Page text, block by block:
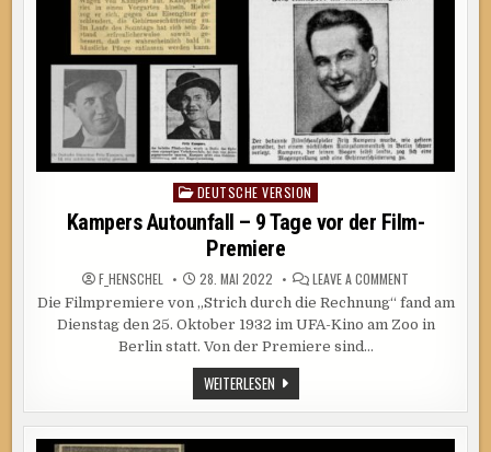
Posted
in
DEUTSCHE VERSION
Kampers Autounfall – 9 Tage vor der Film-
Premiere
F_HENSCHEL 28. MAI 2022 LEAVE A COMMENT
AUTOUNFALL
9
Die Filmpremiere von „Strich durch die Rechnung“ fand am
Dienstag den 25. Oktober 1932 im UFA-Kino am Zoo in
Berlin statt. Von der Premiere sind…
WEITERLESENKAMPERS
AUTOUNFALL
–
9
TAGE